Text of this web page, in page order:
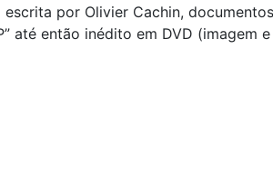
por Olivier Cachin,
até então inédito em DVD (imagem